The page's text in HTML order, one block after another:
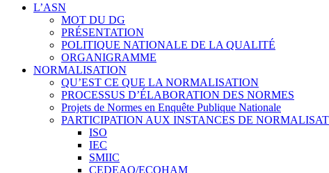
L’ASN
MOT DU DG
PRÉSENTATION
POLITIQUE NATIONALE DE LA QUALITÉ
ORGANIGRAMME
NORMALISATION
QU’EST CE QUE LA NORMALISATION
PROCESSUS D’ÉLABORATION DES NORMES
Projets de Normes en Enquête Publique Nationale
PARTICIPATION AUX INSTANCES DE
ISO
IEC
SMIIC
CEDEAO/ECOHAM